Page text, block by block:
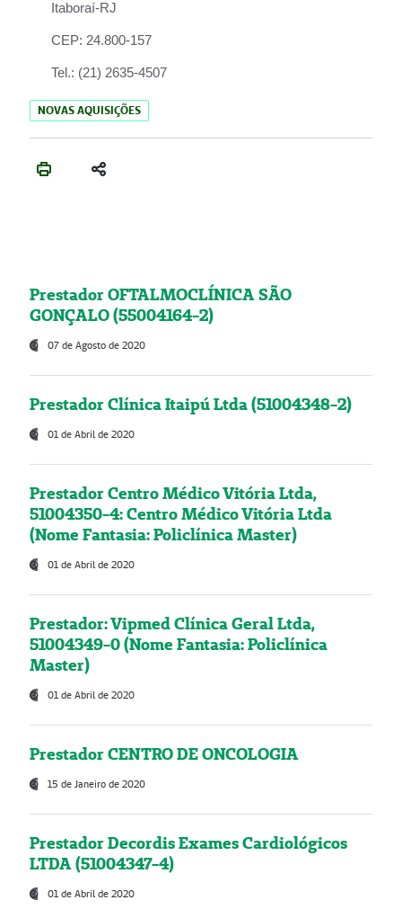
Itaboraí-RJ
CEP: 24.800-157
Tel.: (21) 2635-4507
NOVAS AQUISIÇÕES
Prestador OFTALMOCLÍNICA SÃO
GONÇALO (55004164-2)
07 de Agosto de 2020
Prestador Clínica Itaipú Ltda (51004348-2)
01 de Abril de 2020
Prestador Centro Médico Vitória Ltda,
51004350-4: Centro Médico Vitória Ltda
(Nome Fantasia: Policlínica Master)
01 de Abril de 2020
Prestador: Vipmed Clínica Geral Ltda,
51004349-0 (Nome Fantasia: Policlínica
Master)
01 de Abril de 2020
Prestador CENTRO DE ONCOLOGIA
15 de Janeiro de 2020
Prestador Decordis Exames Cardiológicos
LTDA (51004347-4)
01 de Abril de 2020